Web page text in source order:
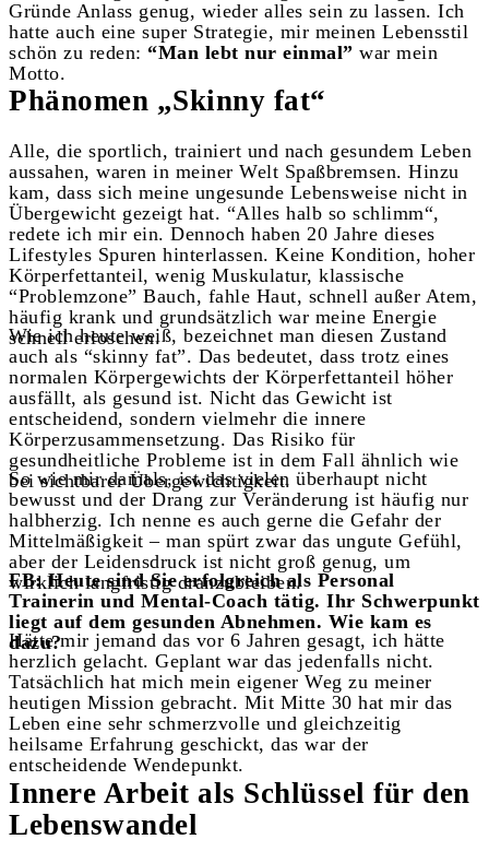
Gründe Anlass genug, wieder alles sein zu lassen. Ich
hatte auch eine super Strategie, mir meinen Lebensstil
schön zu reden: “Man lebt nur einmal” war mein
Motto.
Phänomen „Skinny fat“
Alle, die sportlich, trainiert und nach gesundem Leben
aussahen, waren in meiner Welt Spaßbremsen. Hinzu
kam, dass sich meine ungesunde Lebensweise nicht in
Übergewicht gezeigt hat. “Alles halb so schlimm“,
redete ich mir ein. Dennoch haben 20 Jahre dieses
Lifestyles Spuren hinterlassen. Keine Kondition, hoher
Körperfettanteil, wenig Muskulatur, klassische
“Problemzone” Bauch, fahle Haut, schnell außer Atem,
häufig krank und grundsätzlich war meine Energie
schnell erloschen.
Wie ich heute weiß, bezeichnet man diesen Zustand
auch als “skinny fat”. Das bedeutet, dass trotz eines
normalen Körpergewichts der Körperfettanteil höher
ausfällt, als gesund ist. Nicht das Gewicht ist
entscheidend, sondern vielmehr die innere
Körperzusammensetzung. Das Risiko für
gesundheitliche Probleme ist in dem Fall ähnlich wie
bei sichtbarer Übergewichtigkeit.
So wie mir damals, ist das vielen überhaupt nicht
bewusst und der Drang zur Veränderung ist häufig nur
halbherzig. Ich nenne es auch gerne die Gefahr der
Mittelmäßigkeit – man spürt zwar das ungute Gefühl,
aber der Leidensdruck ist nicht groß genug, um
wirklich langfristig dranzubleiben.
FB: Heute sind Sie erfolgreich als Personal
Trainerin und Mental-Coach tätig. Ihr Schwerpunkt
liegt auf dem gesunden Abnehmen. Wie kam es
dazu?
Hätte mir jemand das vor 6 Jahren gesagt, ich hätte
herzlich gelacht. Geplant war das jedenfalls nicht.
Tatsächlich hat mich mein eigener Weg zu meiner
heutigen Mission gebracht. Mit Mitte 30 hat mir das
Leben eine sehr schmerzvolle und gleichzeitig
heilsame Erfahrung geschickt, das war der
entscheidende Wendepunkt.
Innere Arbeit als Schlüssel für den
Lebenswandel